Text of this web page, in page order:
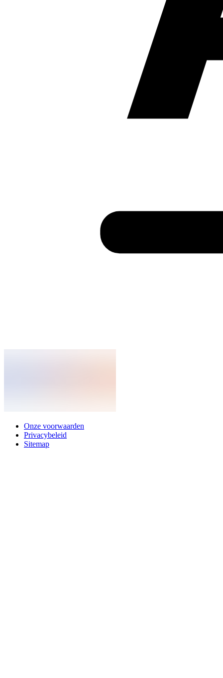
Onze voorwaarden
Privacybeleid
Sitemap